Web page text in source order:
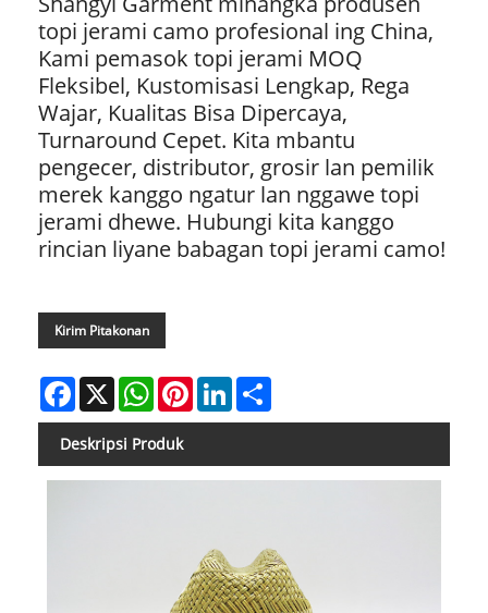
topi jerami camo profesional ing China,
Kami pemasok topi jerami MOQ
Fleksibel, Kustomisasi Lengkap, Rega
Wajar, Kualitas Bisa Dipercaya,
Turnaround Cepet. Kita mbantu
pengecer, distributor, grosir lan pemilik
merek kanggo ngatur lan nggawe topi
jerami dhewe. Hubungi kita kanggo
rincian liyane babagan topi jerami camo!
Kirim Pitakonan
Facebook
X WhatsAppPinterestLinkedIn
Deskripsi Produk